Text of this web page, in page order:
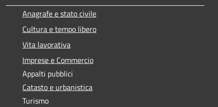
Anagrafe e stato civile
Cultura e tempo libero
Vita lavorativa
Imprese e Commercio
Appalti pubblici
Catasto e urbanistica
Turismo